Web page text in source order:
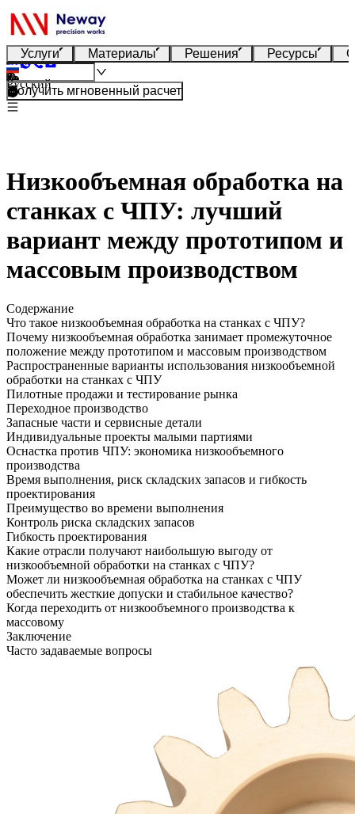
Услуги Материалы Решения Ресурсы
Русский
Получить мгновенный расчет
Низкообъемная обработка на
станках с ЧПУ: лучший
вариант между прототипом и
массовым производством
Содержание
Что такое низкообъемная обработка на станках с ЧПУ?
Почему низкообъемная обработка занимает промежуточное
положение между прототипом и массовым производством
Распространенные варианты использования низкообъемной
обработки на станках с ЧПУ
Пилотные продажи и тестирование рынка
Переходное производство
Запасные части и сервисные детали
Индивидуальные проекты малыми партиями
Оснастка против ЧПУ: экономика низкообъемного
производства
Время выполнения, риск складских запасов и гибкость
проектирования
Преимущество во времени выполнения
Контроль риска складских запасов
Гибкость проектирования
Какие отрасли получают наибольшую выгоду от
низкообъемной обработки на станках с ЧПУ?
Может ли низкообъемная обработка на станках с ЧПУ
обеспечить жесткие допуски и стабильное качество?
Когда переходить от низкообъемного производства к
массовому
Заключение
Часто задаваемые вопросы